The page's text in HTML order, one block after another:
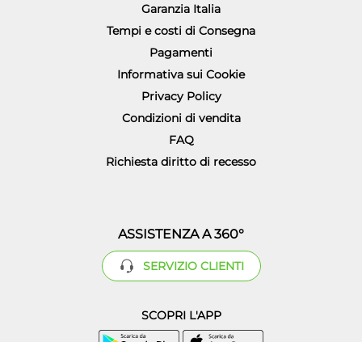
Garanzia Italia
Tempi e costi di Consegna
Pagamenti
Informativa sui Cookie
Privacy Policy
Condizioni di vendita
FAQ
Richiesta diritto di recesso
ASSISTENZA A 360°
SERVIZIO CLIENTI
SCOPRI L'APP